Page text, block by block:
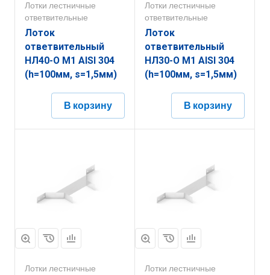
Лотки лестничные
ответвительные
Лоток
ответвительный
НЛ40-О М1 AISI 304
(h=100мм, s=1,5мм)
В корзину
Лотки лестничные
ответвительные
Лоток
ответвительный
НЛ30-О М1 AISI 304
(h=100мм, s=1,5мм)
В корзину
Лотки лестничные
Лотки лестничные